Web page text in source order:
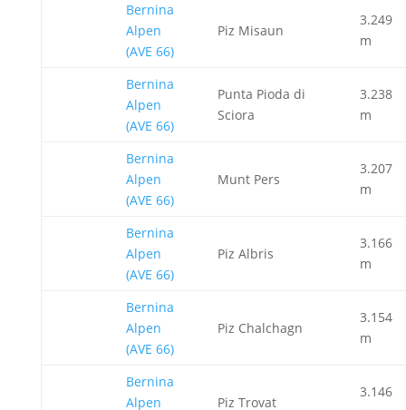
Bernina
Alpen
(AVE 66)
Piz Misaun
3.249
m
Bernina
Alpen
(AVE 66)
Punta Pioda di
Sciora
3.238
m
Bernina
Alpen
(AVE 66)
Munt Pers
3.207
m
Bernina
Alpen
(AVE 66)
Piz Albris
3.166
m
Bernina
Alpen
(AVE 66)
Piz Chalchagn
3.154
m
Bernina
Alpen
Piz Trovat
3.146